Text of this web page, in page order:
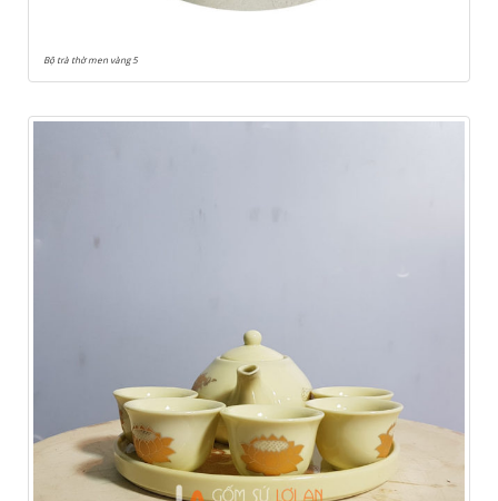
Bộ trà thờ men vàng 5